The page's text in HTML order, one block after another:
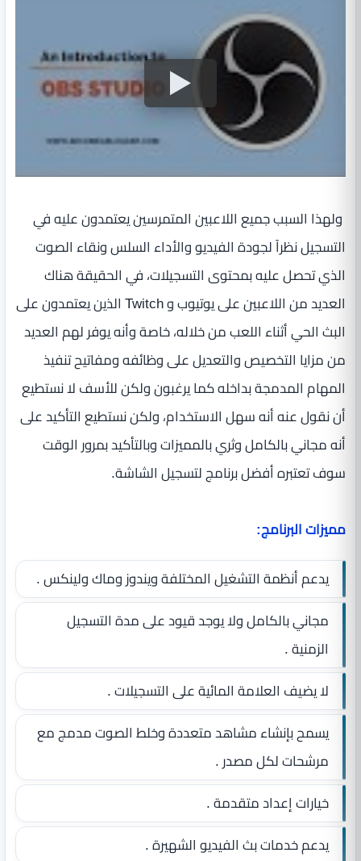
ولهذا السبب جميع اللاعبين المتمرسين يعتمدون عليه في
التسجيل نظراً لجودة الفيديو والأداء السلس ونقاء الصوت
الذي تحصل عليه بمحتوى التسجيلات، في الحقيقة هناك
العديد من اللاعبين على يوتيوب و Twitch الذين يعتمدون على
البث الحي أثناء اللعب من خلاله، خاصة وأنه يوفر لهم العديد
من مزايا التخصيص والتعديل على وظائفه ومفاتيح تنفيذ
المهام المدمجة بداخله كما يرغبون ولكن للأسف لا نستطيع
أن نقول عنه أنه سهل الاستخدام، ولكن نستطيع التأكيد على
أنه مجاني بالكامل وثري بالمميزات وبالتأكيد بمرور الوقت
سوف تعتبره أفضل برنامج لتسجيل الشاشة.
مميزات البرنامج:
يدعم أنظمة التشغيل المختلفة ويندوز وماك ولينكس .
مجاني بالكامل ولا يوجد قيود على مدة التسجيل
الزمنية .
لا يضيف العلامة المائية على التسجيلات .
يسمح بإنشاء مشاهد متعددة وخلط الصوت مدمج مع
مرشحات لكل مصدر .
خيارات إعداد متقدمة .
يدعم خدمات بث الفيديو الشهيرة .